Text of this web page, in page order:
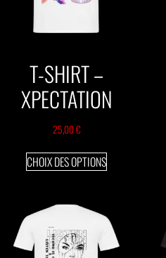
T-SHIRT –
XPECTATION
25,00€
CHOIX DES OPTIONS